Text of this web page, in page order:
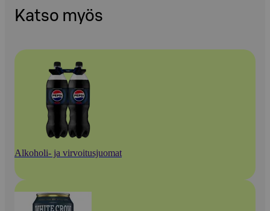
Katso myös
Alkoholi- ja virvoitusjuomat